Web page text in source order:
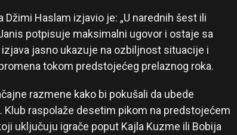
Haslam izjavio je: „U narednih šest ili
potpisuje maksimalni ugovor i ostaje sa
izjava jasno ukazuje na ozbiljnost situacije i
tokom predstojećeg prelaznog roka.
razmene kako bi pokušali da ubede
Klub raspolaže desetim pikom na predstojećem
uključuju igrače poput Kajla Kuzme ili Bobija